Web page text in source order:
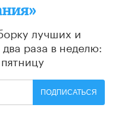
лучших и
два раза в неделю:
ПОДПИСАТЬСЯ